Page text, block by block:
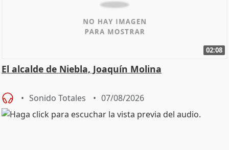
02:08
El alcalde de Niebla, Joaquín Molina
Sonido Totales 07/08/2026